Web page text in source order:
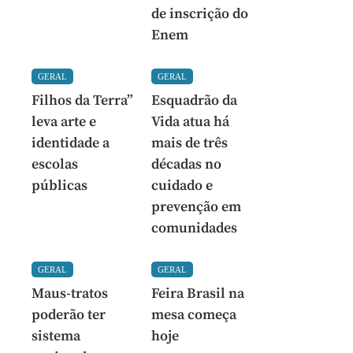
de inscrição do
Enem
GERAL
Filhos da Terra”
leva arte e
identidade a
escolas
públicas
GERAL
Esquadrão da
Vida atua há
mais de três
décadas no
cuidado e
prevenção em
comunidades
GERAL
Maus-tratos
poderão ter
sistema
GERAL
Feira Brasil na
mesa começa
hoje